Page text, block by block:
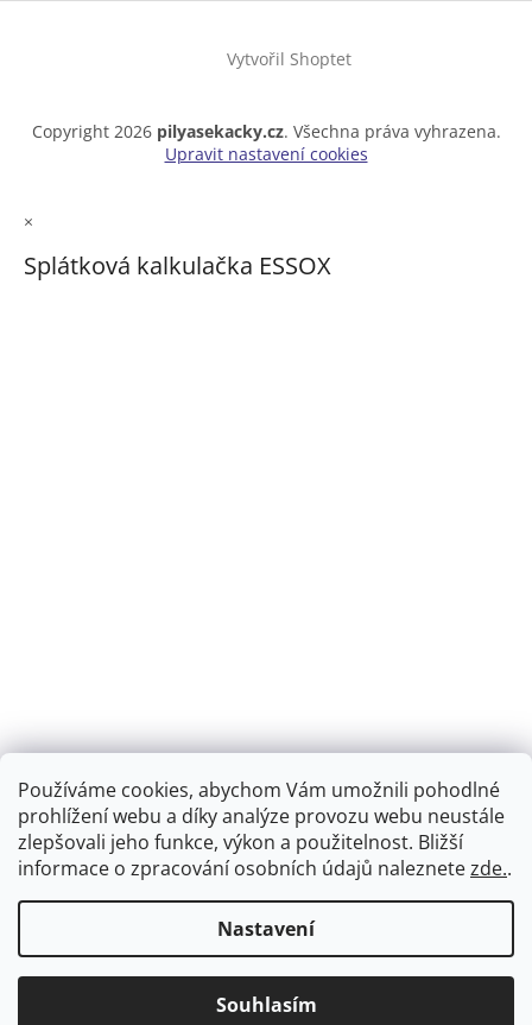
Používáme cookies, abychom Vám umožnili pohodlné
prohlížení webu a díky analýze provozu webu neustále
zlepšovali jeho funkce, výkon a použitelnost. Bližší
informace o zpracování osobních údajů naleznetezde..
Nastavení
Souhlasím
Vytvořil Shoptet
Copyright 2026 pilyasekacky.cz. Všechna práva vyhrazena.
Upravit nastavení cookies
×
Splátková kalkulačka ESSOX